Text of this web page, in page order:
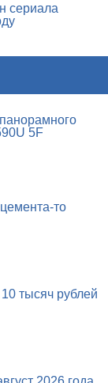
сериала
5F
то
тысяч рублей